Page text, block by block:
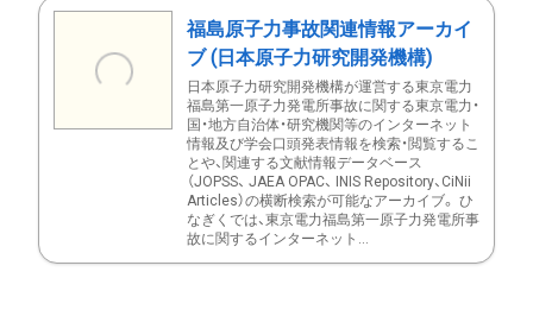
福島原子力事故関連情報アーカイ
ブ (日本原子力研究開発機構)
日本原子力研究開発機構が運営する東京電力
福島第一原子力発電所事故に関する東京電力・
国・地方自治体・研究機関等のインターネット
情報及び学会口頭発表情報を検索・閲覧するこ
とや、関連する文献情報データベース
（JOPSS、 JAEA OPAC、 INIS Repository、CiNii
Articles）の横断検索が可能なアーカイブ。 ひ
なぎくでは、東京電力福島第一原子力発電所事
故に関するインターネット...